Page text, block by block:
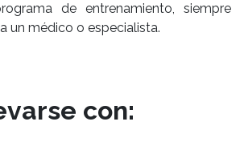
de entrenamiento, siempre
un médico o especialista.
con: